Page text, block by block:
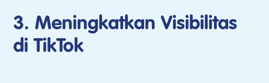
3. Meningkatkan Visibilitas
di TikTok